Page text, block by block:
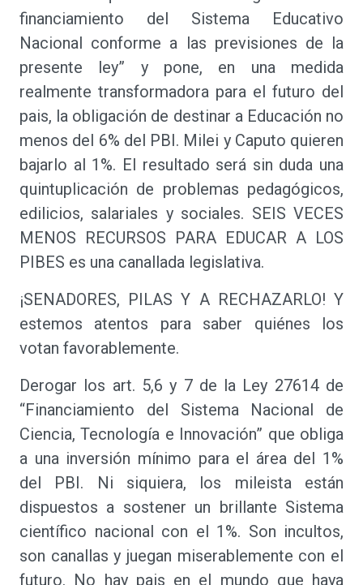
financiamiento del Sistema Educativo
Nacional conforme a las previsiones de la
presente ley” y pone, en una medida
realmente transformadora para el futuro del
pais, la obligación de destinar a Educación no
menos del 6% del PBI. Milei y Caputo quieren
bajarlo al 1%. El resultado será sin duda una
quintuplicación de problemas pedagógicos,
edilicios, salariales y sociales. SEIS VECES
MENOS RECURSOS PARA EDUCAR A LOS
PIBES es una canallada legislativa.
¡SENADORES, PILAS Y A RECHAZARLO! Y
estemos atentos para saber quiénes los
votan favorablemente.
Derogar los art. 5,6 y 7 de la Ley 27614 de
“Financiamiento del Sistema Nacional de
Ciencia, Tecnología e Innovación” que obliga
a una inversión mínimo para el área del 1%
del PBI. Ni siquiera, los mileista están
dispuestos a sostener un brillante Sistema
científico nacional con el 1%. Son incultos,
son canallas y juegan miserablemente con el
futuro. No hay pais en el mundo que haya